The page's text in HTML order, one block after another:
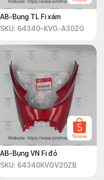
AB-Bụng TL Fi xám
SKU: 64340-KVG-A30ZG
AB-Bụng VN Fi đỏ
SKU: 64340KVGV20ZB